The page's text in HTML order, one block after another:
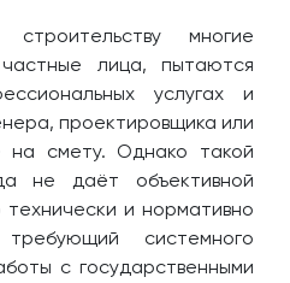
многие
лица, пытаются
услугах и
проектировщика или
на смету. Однако такой
не даёт объективной
и нормативно
системного
с государственными